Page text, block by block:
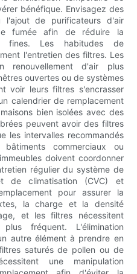
bénéfique. Envisagez des
l'ajout de purificateurs d'air
fumée afin de réduire la
fines. Les habitudes de
l'entretien des filtres. Les
renouvellement d'air plus
ouvertes ou de systèmes
voir leurs filtres s'encrasser
calendrier de remplacement
bien isolées avec des
peuvent avoir des filtres
les intervalles recommandés
commerciaux ou
doivent coordonner
régulier du système de
de climatisation (CVC) et
pour assurer la
la charge et la densité
et les filtres nécessitent
fréquent. L'élimination
autre élément à prendre en
saturés de pollen ou de
une manipulation